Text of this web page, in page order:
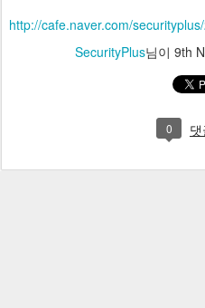
http://cafe.naver.com/
SecurityPlus님이 9th
0